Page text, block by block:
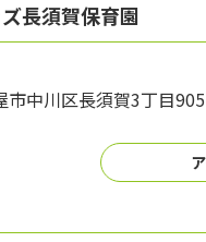
長須賀保育園
市中川区長須賀3丁目